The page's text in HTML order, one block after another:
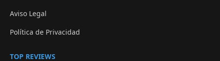
Aviso Legal
Política de Privacidad
TOP REVIEWS